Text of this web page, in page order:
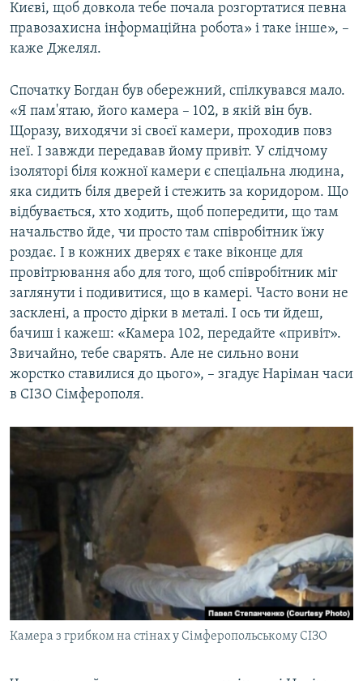
Києві, щоб довкола тебе почала розгортатися певна
правозахисна інформаційна робота» і таке інше», –
каже Джелял.
Спочатку Богдан був обережний, спілкувався мало.
«Я пам'ятаю, його камера – 102, в якій він був.
Щоразу, виходячи зі своєї камери, проходив повз
неї. І завжди передавав йому привіт. У слідчому
ізоляторі біля кожної камери є спеціальна людина,
яка сидить біля дверей і стежить за коридором. Що
відбувається, хто ходить, щоб попередити, що там
начальство йде, чи просто там співробітник їжу
роздає. І в кожних дверях є таке віконце для
провітрювання або для того, щоб співробітник міг
заглянути і подивитися, що в камері. Часто вони не
засклені, а просто дірки в металі. І ось ти йдеш,
бачиш і кажеш: «Камера 102, передайте «привіт».
Звичайно, тебе сварять. Але не сильно вони
жорстко ставилися до цього», – згадує Наріман часи
в СІЗО Сімферополя.
Камера з грибком на стінах у Сімферопольському СІЗО